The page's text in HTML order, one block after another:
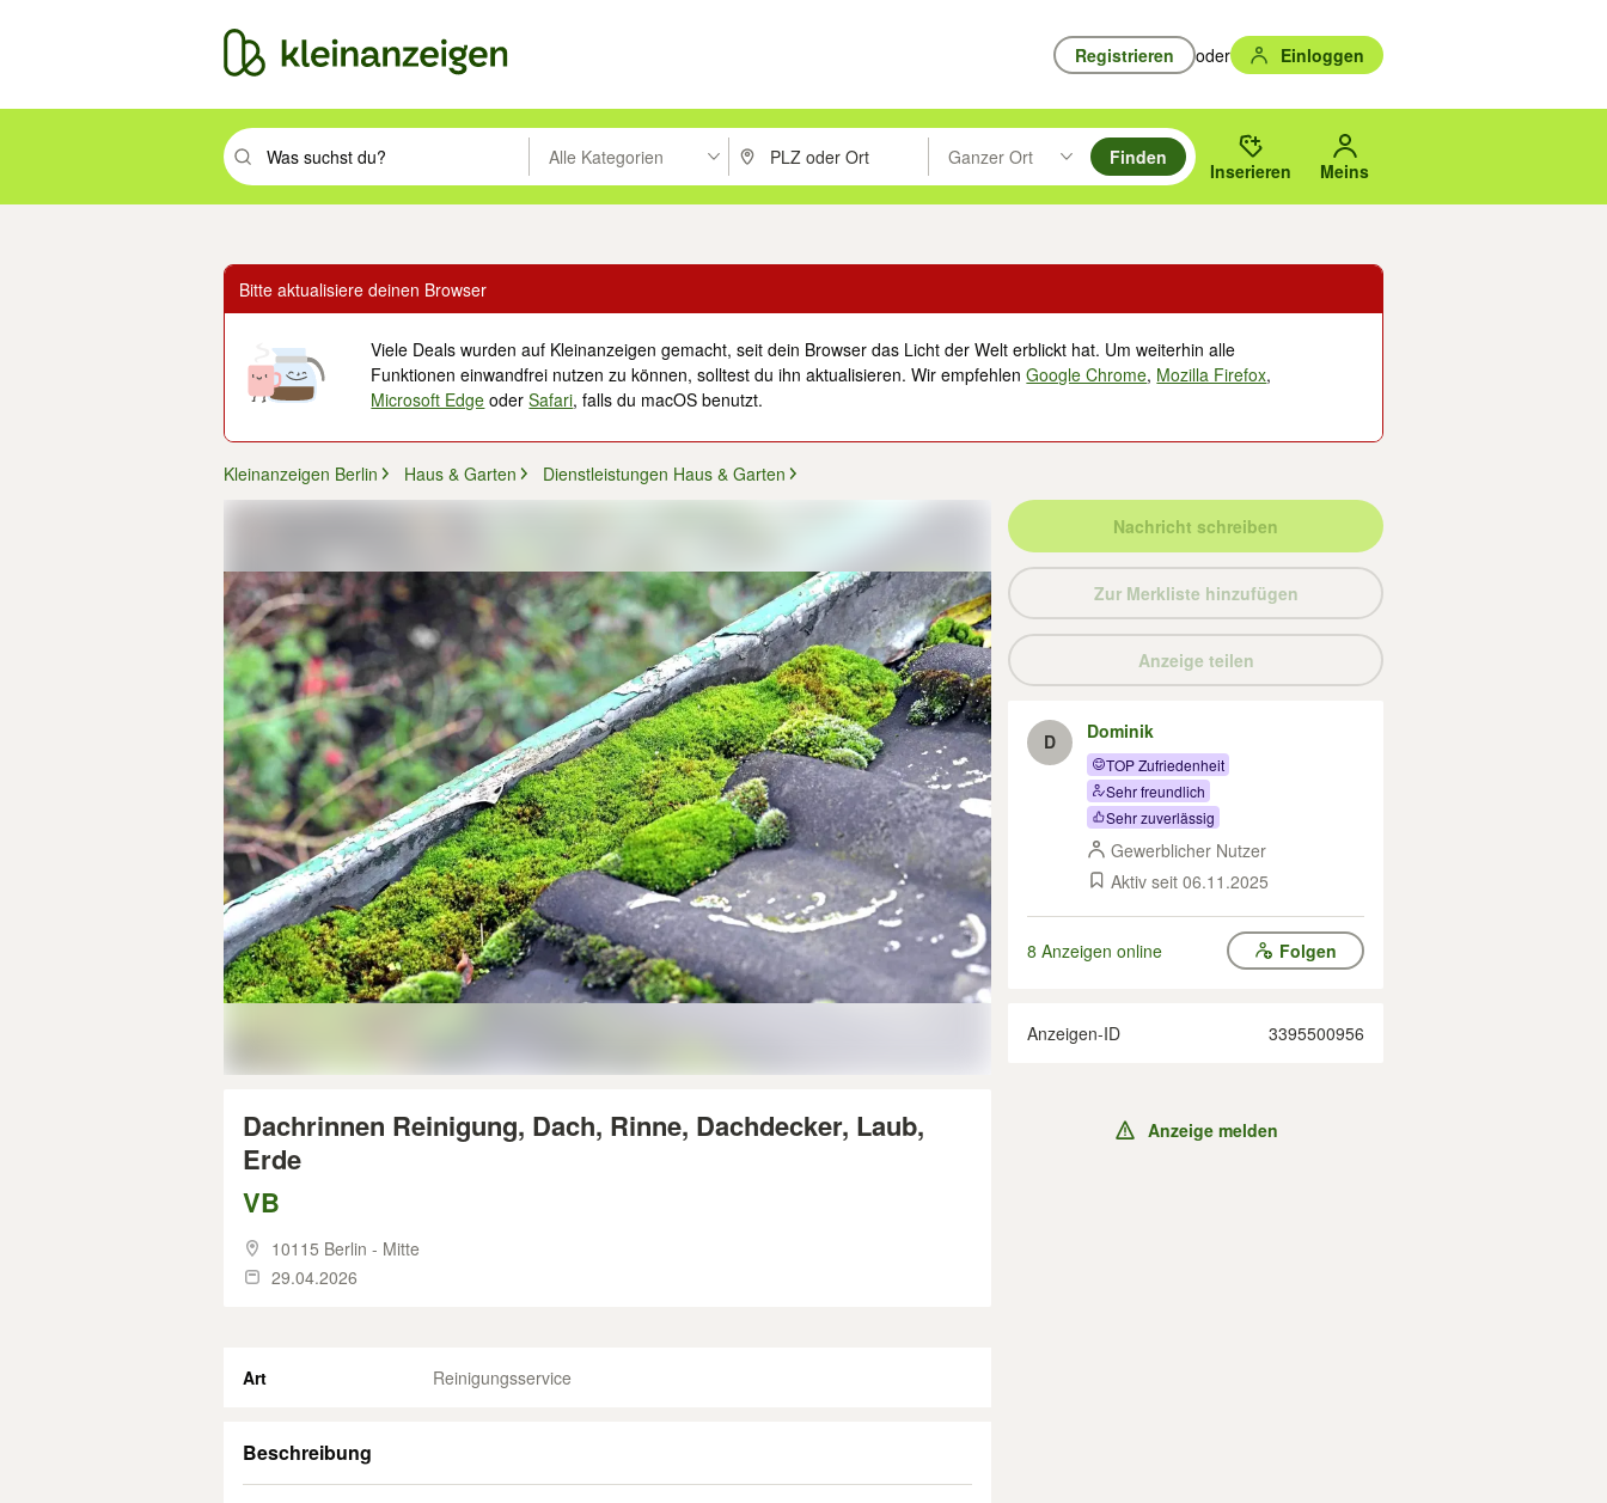
Registrieren oder Einloggen
Suchbegriff eingeben. Eingabetaste drücken um zu suchen, oder Vorschläge mit den Pfeiltasten nach oben/unten durchsuchen und mit Eingabetaste auswählen.
Alle Kategorien PLZ oder Ort eingeben. Eingabetaste drücken um zu suchen, oder Vorschläge mit den Pfeiltasten nach oben/
Ganzer Ort
Suche im Umkreis des gewählten Orts oder PLZ.
Finden
Inserieren Meins
Bitte aktualisiere deinen Browser
Viele Deals wurden auf Kleinanzeigen gemacht, seit dein Browser das Licht der Welt erblickt hat. Um weiterhin alle
Funktionen einwandfrei nutzen zu können, solltest du ihn aktualisieren. Wir empfehlenGoogle Chrome, Mozilla Firefox,
Microsoft Edge oderSafari, falls du macOS benutzt.
Kleinanzeigen Berlin Haus & Garten Dienstleistungen Haus & Garten
Dachrinnen Reinigung, Dach, Rinne, Dachdecker, Laub,
Erde
VB
10115 Berlin - Mitte
29.04.2026
Art Reinigungsservice
Beschreibung
Nachricht schreiben
Zur Merkliste hinzufügen
Anzeige teilen
D Dominik
TOP Zufriedenheit
Sehr freundlich
Sehr zuverlässig
Gewerblicher Nutzer
Aktiv seit 06.11.2025
8 Anzeigen online Folgen
Anzeigen-ID 3395500956
Anzeige melden